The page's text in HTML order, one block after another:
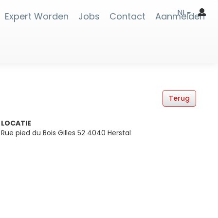
Expert Worden Jobs Contact Aanmelden
NL
LOCATIE
Rue pied du Bois Gilles 52 4040 Herstal